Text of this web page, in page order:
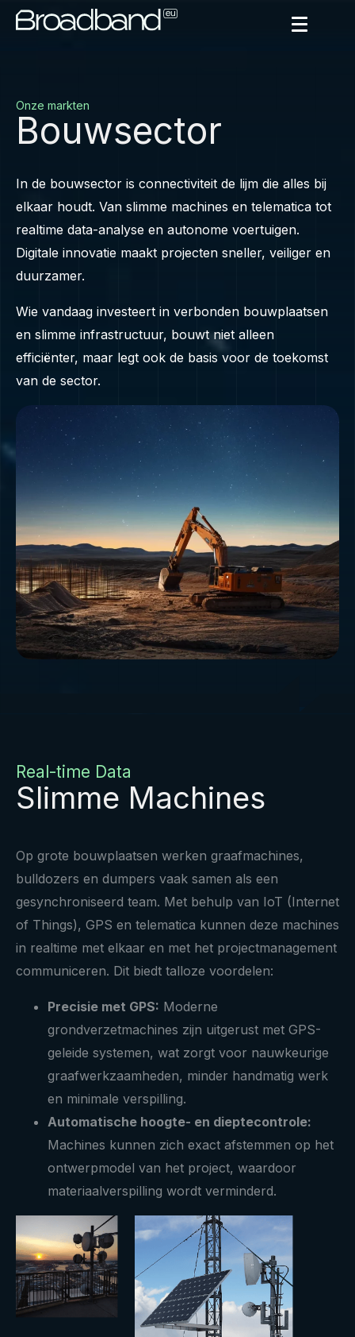
Onze markten
Bouwsector
In de bouwsector is connectiviteit de lijm die alles bij
elkaar houdt. Van slimme machines en telematica tot
realtime data-analyse en autonome voertuigen.
Digitale innovatie maakt projecten sneller, veiliger en
duurzamer.
Wie vandaag investeert in verbonden bouwplaatsen
en slimme infrastructuur, bouwt niet alleen
efficiënter, maar legt ook de basis voor de toekomst
van de sector.
Real-time Data
Slimme Machines
Op grote bouwplaatsen werken graafmachines,
bulldozers en dumpers vaak samen als een
gesynchroniseerd team. Met behulp van IoT (Internet
of Things), GPS en telematica kunnen deze machines
in realtime met elkaar en met het projectmanagement
communiceren. Dit biedt talloze voordelen:
Precisie met GPS: Moderne
grondverzetmachines zijn uitgerust met GPS-
geleide systemen, wat zorgt voor nauwkeurige
graafwerkzaamheden, minder handmatig werk
en minimale verspilling.
Automatische hoogte- en dieptecontrole:
Machines kunnen zich exact afstemmen op het
ontwerpmodel van het project, waardoor
materiaalverspilling wordt verminderd.